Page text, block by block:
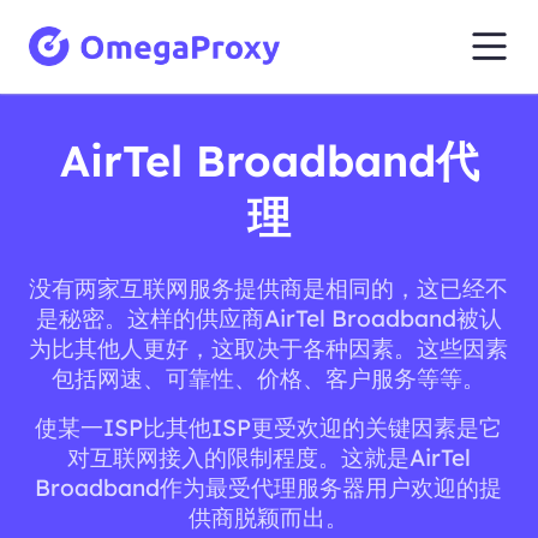
AirTel Broadband代
理
没有两家互联网服务提供商是相同的，这已经不
是秘密。这样的供应商AirTel Broadband被认
为比其他人更好，这取决于各种因素。这些因素
包括网速、可靠性、价格、客户服务等等。
使某一ISP比其他ISP更受欢迎的关键因素是它
对互联网接入的限制程度。这就是AirTel
Broadband作为最受代理服务器用户欢迎的提
供商脱颖而出。